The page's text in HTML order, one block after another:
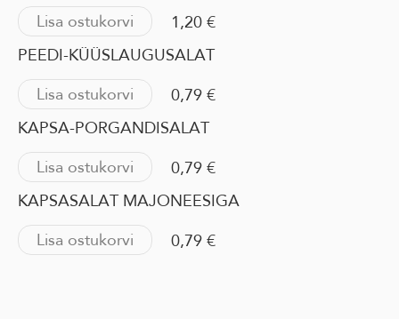
Lisa ostukorvi
1,20 €
PEEDI-KÜÜSLAUGUSALAT
Lisa ostukorvi
0,79 €
KAPSA-PORGANDISALAT
Lisa ostukorvi
0,79 €
KAPSASALAT MAJONEESIGA
Lisa ostukorvi
0,79 €